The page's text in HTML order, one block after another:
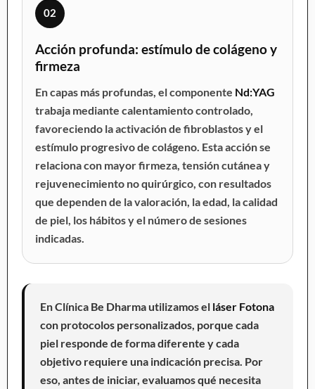
02
Acción profunda: estímulo de colágeno y
firmeza
En capas más profundas, el componente Nd:YAG
trabaja mediante calentamiento controlado,
favoreciendo la activación de fibroblastos y el
estímulo progresivo de colágeno. Esta acción se
relaciona con mayor firmeza, tensión cutánea y
rejuvenecimiento no quirúrgico, con resultados
que dependen de la valoración, la edad, la calidad
de piel, los hábitos y el número de sesiones
indicadas.
En Clínica Be Dharma utilizamos el láser Fotona
con protocolos personalizados, porque cada
piel responde de forma diferente y cada
objetivo requiere una indicación precisa. Por
eso, antes de iniciar, evaluamos qué necesita